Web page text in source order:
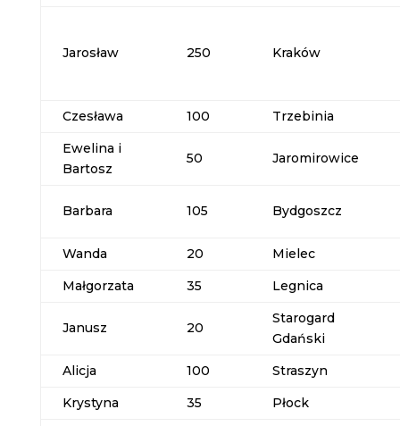
Jarosław 250 Kraków
Czesława 100
Trzebinia
Ewelina i
Bartosz
50 Jaromirowice
Barbara 105 Bydgoszcz
Wanda 20
Mielec
Małgorzata
35 Legnica
Janusz 20
Starogard
Gdański
Alicja
100
Straszyn
Krystyna
35
Płock